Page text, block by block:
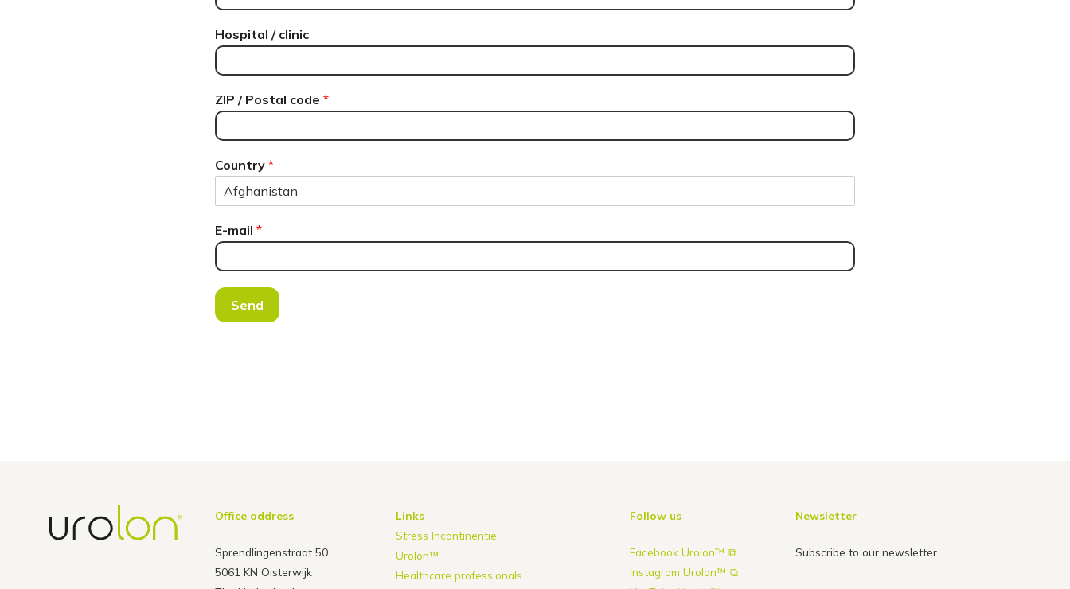
Hospital / clinic
ZIP / Postal code*
Country*
E-mail*
Send
Office address
Sprendlingenstraat 50
5061 KN Oisterwijk
Links
Stress Incontinentie
Urolon™
Healthcare professionals
Follow us
Facebook Urolon™ ⧉
Instagram Urolon™ ⧉
Newsletter
Subscribe to our newsletter